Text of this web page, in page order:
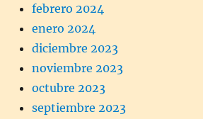
febrero 2024
enero 2024
diciembre 2023
noviembre 2023
octubre 2023
septiembre 2023